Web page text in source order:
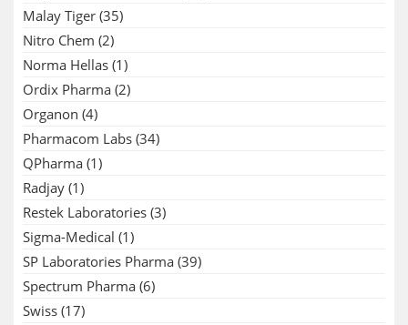
Malay Tiger (35)
Nitro Chem (2)
Norma Hellas (1)
Ordix Pharma (2)
Organon (4)
Pharmacom Labs (34)
QPharma (1)
Radjay (1)
Restek Laboratories (3)
Sigma-Medical (1)
SP Laboratories Pharma (39)
Spectrum Pharma (6)
Swiss (17)